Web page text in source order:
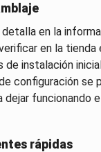
en la
en la
de instalación
configuración se
dejar funcionando
rápidas